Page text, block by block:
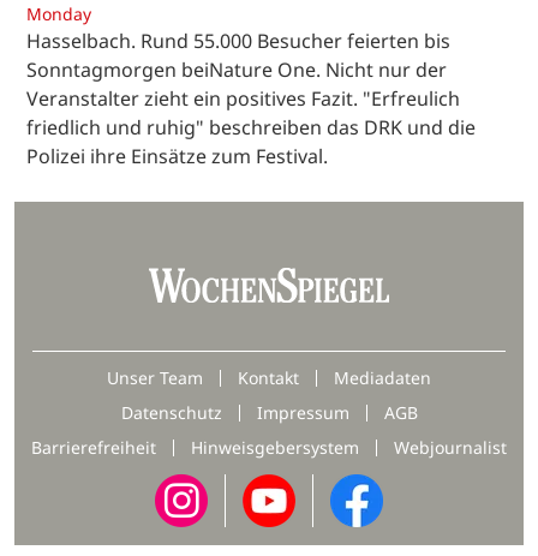
Monday
Hasselbach. Rund 55.000 Besucher feierten bis
Sonntagmorgen beiNature One. Nicht nur der
Veranstalter zieht ein positives Fazit. "Erfreulich
friedlich und ruhig" beschreiben das DRK und die
Polizei ihre Einsätze zum Festival.
Unser Team Kontakt
Mediadaten
Datenschutz
Impressum
AGB
Barrierefreiheit
Hinweisgebersystem Webjournalist